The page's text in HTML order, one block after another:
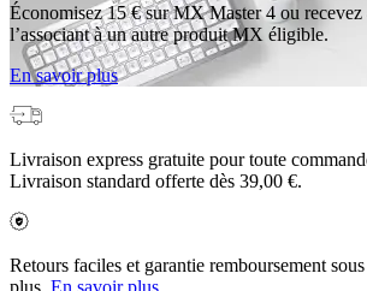
Économisez 15 € sur MX Master 4 ou recevez
l’associant à un autre produit MX éligible.
En savoir plus
Livraison express gratuite pour toute
Livraison standard offerte dès 39,00 €.
Retours faciles et garantie remboursement
plus. En savoir plus